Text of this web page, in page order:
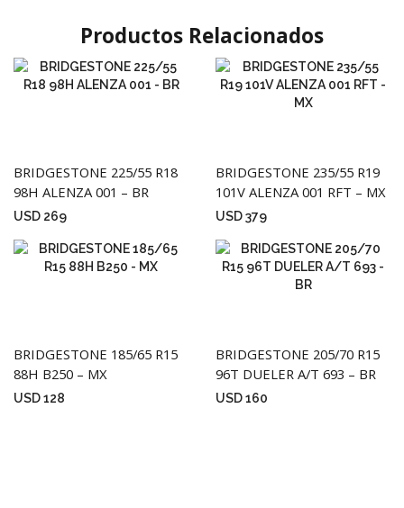
Productos Relacionados
BRIDGESTONE 225/55 R18
98H ALENZA 001 – BR
USD 269
BRIDGESTONE 235/55 R19
101V ALENZA 001 RFT – MX
USD379
BRIDGESTONE 185/65 R15
88H B250 – MX
USD128
BRIDGESTONE 205/70 R15
96T DUELER A/T 693 – BR
USD160